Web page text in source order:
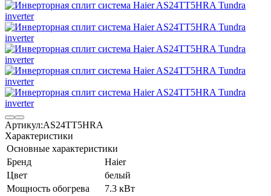
Артикул:AS24TT5HRA
Характеристики
Основные характеристики
Бренд
Haier
Цвет
белый
Мощность обогрева
7.3 кВт